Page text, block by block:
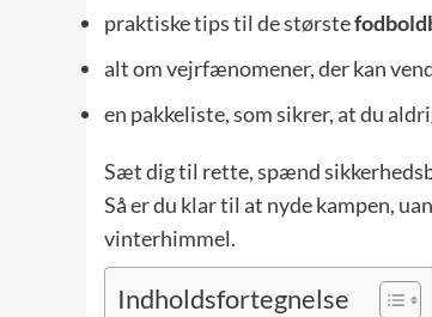
praktiske tips til de største
alt om vejrfænomener, der kan
en pakkeliste, som sikrer, at du
Sæt dig til rette, spænd
Så er du klar til at nyde kampen,
vinterhimmel.
Indholdsfortegnelse